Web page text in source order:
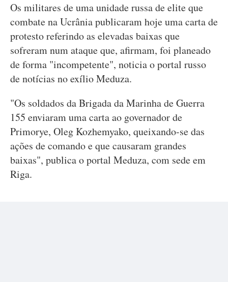
Os militares de uma unidade russa de elite que
combate na Ucrânia publicaram hoje uma carta de
protesto referindo as elevadas baixas que
sofreram num ataque que, afirmam, foi planeado
de forma "incompetente", noticia o portal russo
de notícias no exílio Meduza.
"Os soldados da Brigada da Marinha de Guerra
155 enviaram uma carta ao governador de
Primorye, Oleg Kozhemyako, queixando-se das
ações de comando e que causaram grandes
baixas", publica o portal Meduza, com sede em
Riga.